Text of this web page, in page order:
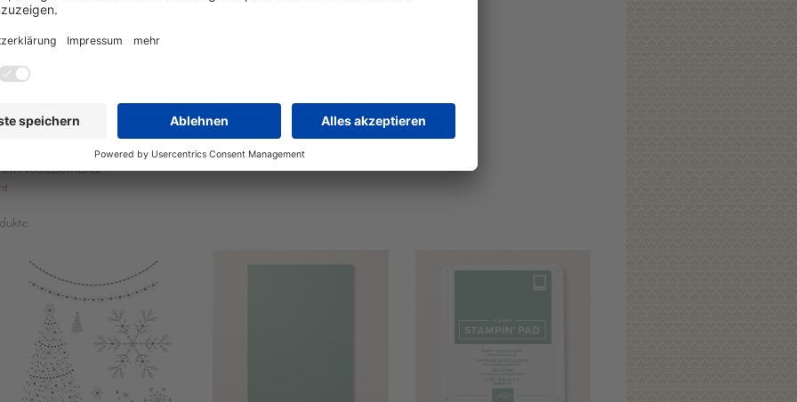
7,6 x 7,6cm / 3" x 3"
5,4 x 5,4cm / 2 1/8" x 2 1/8"
YouTube-Kanal: